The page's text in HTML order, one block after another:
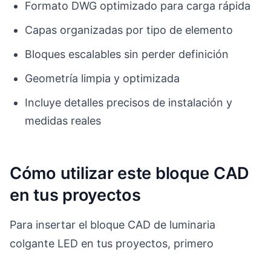
Formato DWG optimizado para carga rápida
Capas organizadas por tipo de elemento
Bloques escalables sin perder definición
Geometría limpia y optimizada
Incluye detalles precisos de instalación y
medidas reales
Cómo utilizar este bloque CAD
en tus proyectos
Para insertar el bloque CAD de luminaria
colgante LED en tus proyectos, primero